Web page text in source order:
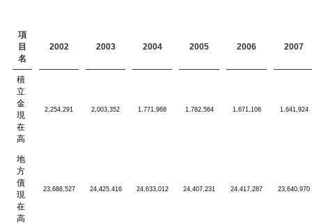
項
目
名
2002 2003 2004 2005 2006 2007
積
立
金
現
在
高
2,254,291 2,003,352 1,771,968 1,782,564 1,671,106 1,641,924
地
方
債
現
在
高
23,688,527 24,425,416 24,633,012 24,407,231 24,417,287 23,640,970